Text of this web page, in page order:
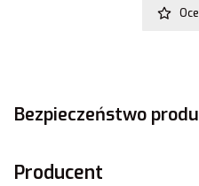
Bezpieczeństwo
Producent